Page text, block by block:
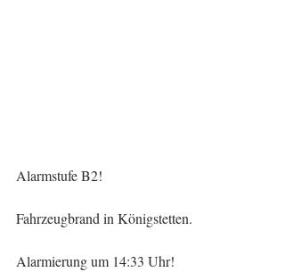
Alarmstufe B2!
Fahrzeugbrand in Königstetten.
Alarmierung um 14:33 Uhr!